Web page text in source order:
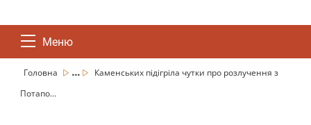
Меню
Головна ...
Каменських підігріла чутки про розлучення з
Потапо...